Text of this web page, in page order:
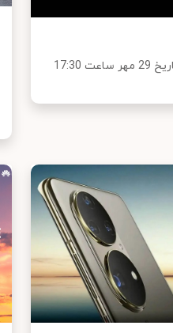
هواوی قصد دارد با خبری هیجان‌انگیز و ناگهانی، رویداد تازه‌ای را در تاریخ 29 مهر ساعت 17:30